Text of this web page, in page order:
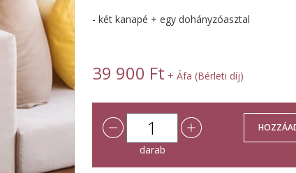
- két kanapé + egy dohányzóasztal
39 900 Ft + Áfa (Bérleti díj)
darab